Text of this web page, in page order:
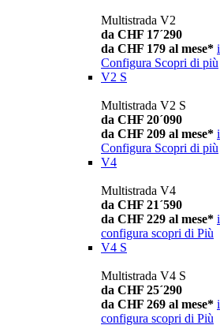
Multistrada V2
da CHF 17´290
da CHF 179 al mese* i
Configura Scopri di più
V2 S
Multistrada V2 S
da CHF 20´090
da CHF 209 al mese* i
Configura Scopri di più
V4
Multistrada V4
da CHF 21´590
da CHF 229 al mese* i
configura scopri di Più
V4 S
Multistrada V4 S
da CHF 25´290
da CHF 269 al mese* i
configura scopri di Più